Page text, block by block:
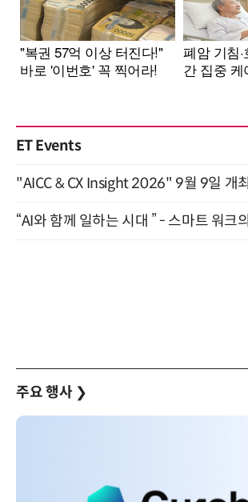
ET Events
"AICC & CX Insight 2026" 9월 9일 개최
주요 행사 ❯